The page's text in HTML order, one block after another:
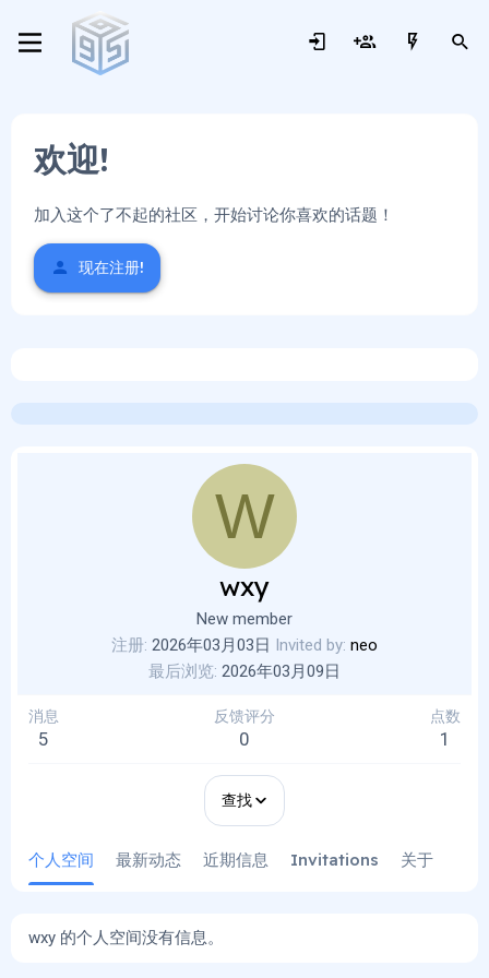
欢迎!
加入这个了不起的社区，开始讨论你喜欢的话题！
现在注册!
W
wxy
New member
注册 2026年03月03日 Invited by neo
最后浏览 2026年03月09日
消息
5
反馈评分
0
点数
1
查找
个人空间 最新动态 近期信息 Invitations 关于
wxy 的个人空间没有信息。